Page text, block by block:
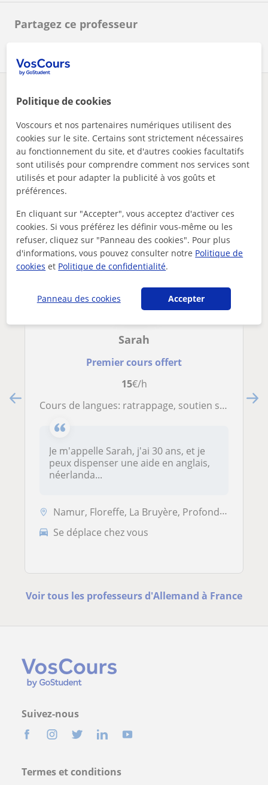
Partagez ce professeur
Des problèmes avec ce profil ?
Vos cours particuliers
Allemand
professeur agrégé dallemand propose cours dallemand
Autres profs d'Allemand à France
susceptibles de vous intéresser
Sarah
Premier cours offert
15€/h
Cours de langues: ratrappage, soutien scolaire et aide aux devoirs
Je m'appelle Sarah, j'ai 30 ans, et je
peux dispenser une aide en anglais,
néerlanda...
Namur, Floreffe, La Bruyère, Profondeville
Se déplace chez vous
Voir tous les professeurs d'Allemand à France
Suivez-nous
Termes et conditions
Politique de cookies
Voscours et nos partenaires numériques utilisent des
cookies sur le site. Certains sont strictement nécessaires
au fonctionnement du site, et d'autres cookies facultatifs
sont utilisés pour comprendre comment nos services sont
utilisés et pour adapter la publicité à vos goûts et
préférences.
En cliquant sur "Accepter", vous acceptez d'activer ces
cookies. Si vous préférez les définir vous-même ou les
refuser, cliquez sur "Panneau des cookies". Pour plus
d'informations, vous pouvez consulter notre Politique de
cookies et Politique de confidentialité.
Panneau des cookies Accepter